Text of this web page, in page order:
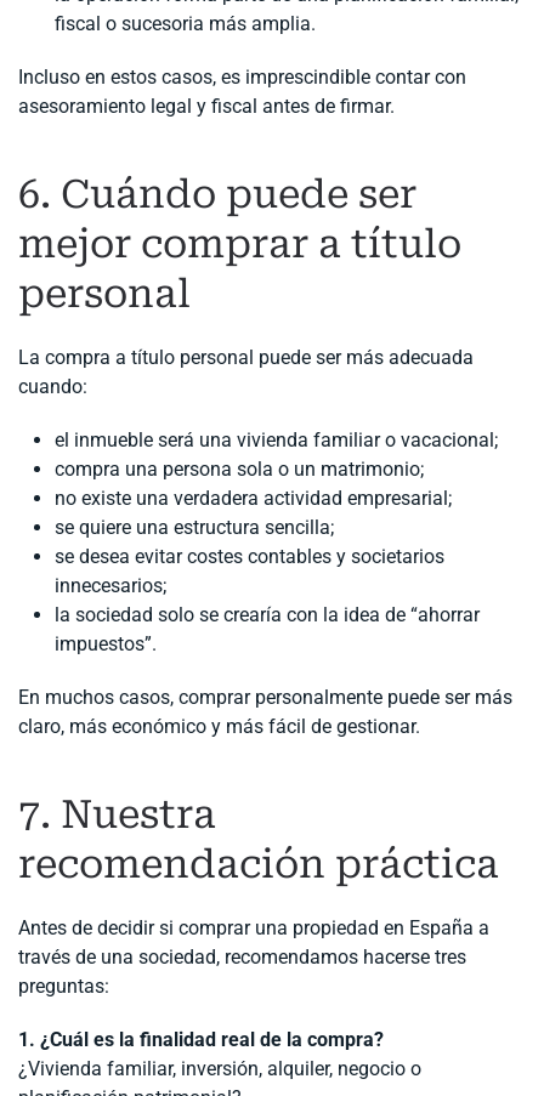
fiscal o sucesoria más amplia.
Incluso en estos casos, es imprescindible contar con
asesoramiento legal y fiscal antes de firmar.
6. Cuándo puede ser
mejor comprar a título
personal
La compra a título personal puede ser más adecuada
cuando:
el inmueble será una vivienda familiar o vacacional;
compra una persona sola o un matrimonio;
no existe una verdadera actividad empresarial;
se quiere una estructura sencilla;
se desea evitar costes contables y societarios
innecesarios;
la sociedad solo se crearía con la idea de “ahorrar
impuestos”.
En muchos casos, comprar personalmente puede ser más
claro, más económico y más fácil de gestionar.
7. Nuestra
recomendación práctica
Antes de decidir si comprar una propiedad en España a
través de una sociedad, recomendamos hacerse tres
preguntas:
1. ¿Cuál es la finalidad real de la compra?
¿Vivienda familiar, inversión, alquiler, negocio o